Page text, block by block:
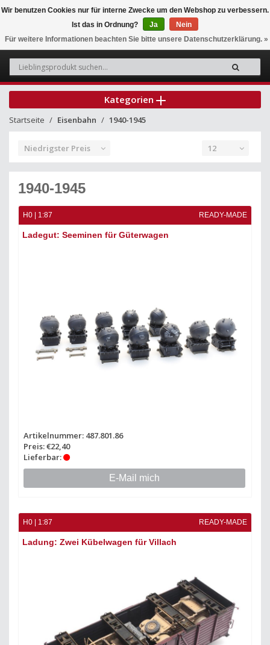
0
Kategorien
Startseite Eisenbahn 1940-1945
Niedrigster Preis 12
1940-1945
H0 | 1:87 READY-MADE
Ladegut: Seeminen für Güterwagen
Artikelnummer: 487.801.86
Preis: €22,40
Lieferbar:
E-Mail mich
H0 | 1:87 READY-MADE
Ladung: Zwei Kübelwagen für Villach
Wir benutzen Cookies nur für interne Zwecke um den Webshop zu verbessern.
Ist das in Ordnung?
Ja
Nein
Für weitere Informationen beachten Sie bitte unsere Datenschutzerklärung. »